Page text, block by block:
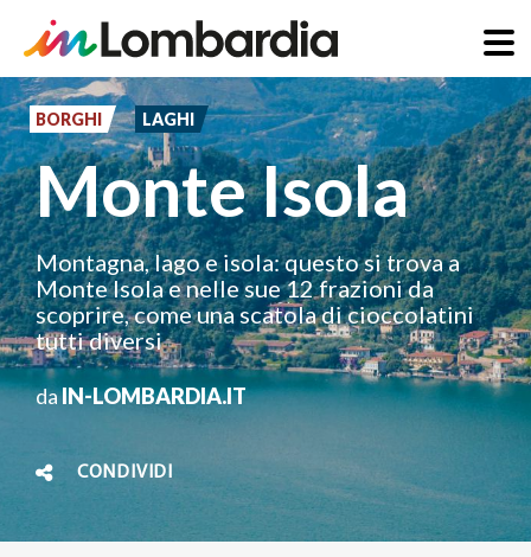
Salta
al
contenuto
principale
BORGHI LAGHI
Monte Isola
Montagna, lago e isola: questo si trova a
Monte Isola e nelle sue 12 frazioni da
scoprire, come una scatola di cioccolatini
tutti diversi
daIN-LOMBARDIA.IT
CONDIVIDI